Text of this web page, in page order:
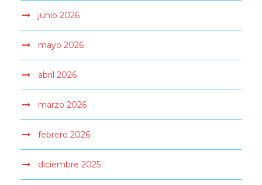
junio 2026
mayo 2026
abril 2026
marzo 2026
febrero 2026
diciembre 2025